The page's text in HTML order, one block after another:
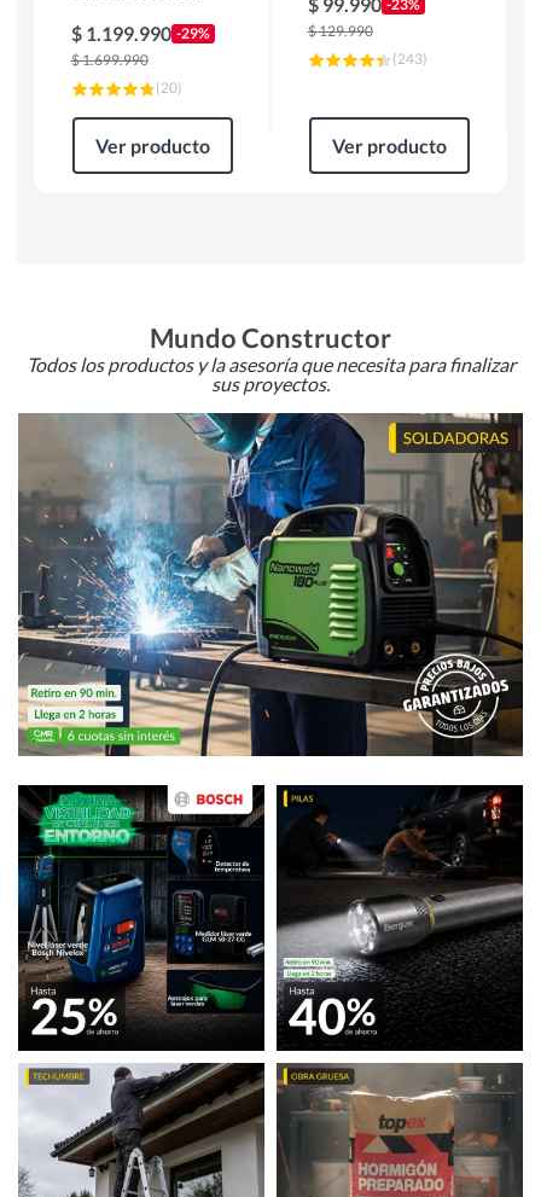
$ 1.199.990 -29%
$1.699.990
(20)
Ver producto
-23%
$129.990
(243)
Ver producto
Mundo Constructor
Todos los productos y la asesoría que necesita para finalizar
sus proyectos.